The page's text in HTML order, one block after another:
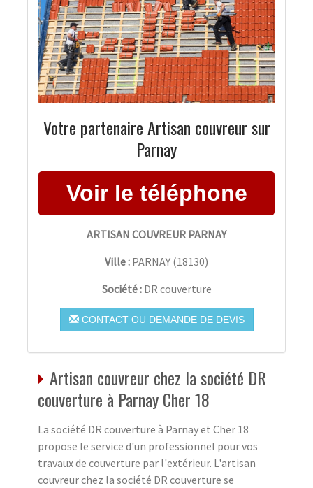
Votre partenaire Artisan couvreur sur
Parnay
ARTISAN COUVREUR PARNAY
Ville : PARNAY (18130)
Société : DR couverture
CONTACT OU DEMANDE DE DEVIS
Artisan couvreur chez la société DR
couverture à Parnay Cher 18
La société DR couverture à Parnay et Cher 18
propose le service d'un professionnel pour vos
travaux de couverture par l'extérieur. L'artisan
couvreur chez la société DR couverture se